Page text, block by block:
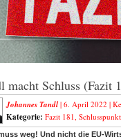
macht Schluss (Fazit
Johannes Tandl | 6. April 2022 |
Kategorie: Fazit 181, Schlusspunkt
weg! Und nicht die EU-